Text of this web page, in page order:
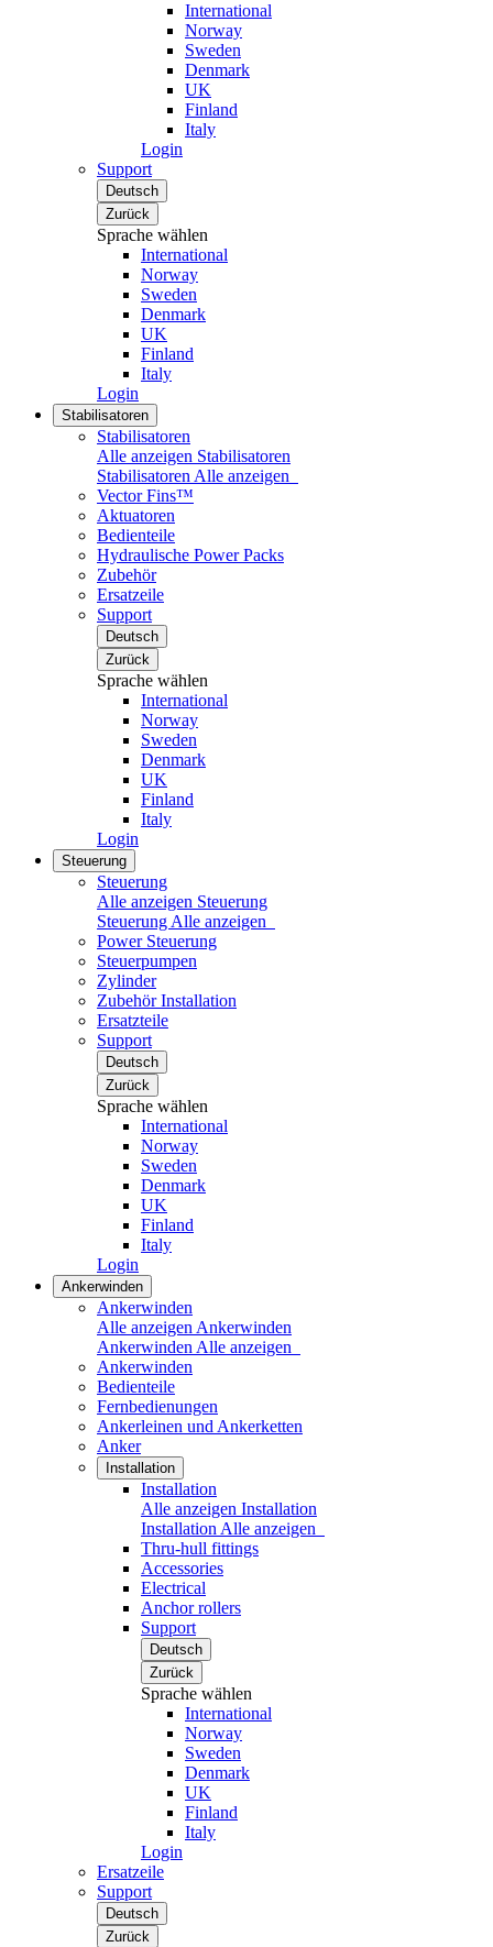
International
Norway
Sweden
Denmark
UK
Finland
Italy
Login
Support
Deutsch
Zurück
Sprache wählen
International
Norway
Sweden
Denmark
UK
Finland
Italy
Login
Stabilisatoren
Stabilisatoren
Alle anzeigen Stabilisatoren
Stabilisatoren Alle anzeigen
Vector Fins™
Aktuatoren
Bedienteile
Hydraulische Power Packs
Zubehör
Ersatzeile
Support
Deutsch
Zurück
Sprache wählen
International
Norway
Sweden
Denmark
UK
Finland
Italy
Login
Steuerung
Steuerung
Alle anzeigen Steuerung
Steuerung Alle anzeigen
Power Steuerung
Steuerpumpen
Zylinder
Zubehör Installation
Ersatzteile
Support
Deutsch
Zurück
Sprache wählen
International
Norway
Sweden
Denmark
UK
Finland
Italy
Login
Ankerwinden
Ankerwinden
Alle anzeigen Ankerwinden
Ankerwinden Alle anzeigen
Ankerwinden
Bedienteile
Fernbedienungen
Ankerleinen und Ankerketten
Anker
Installation
Installation
Alle anzeigen Installation
Installation Alle anzeigen
Thru-hull fittings
Accessories
Electrical
Anchor rollers
Support
Deutsch
Zurück
Sprache wählen
International
Norway
Sweden
Denmark
UK
Finland
Italy
Login
Ersatzeile
Support
Deutsch
Zurück